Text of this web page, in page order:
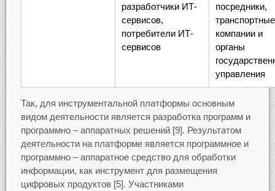
разработчики ИТ-
сервисов,
потребители ИТ-
сервисов
посредники,
транспортные
компании и
органы
управления
Так, для инструментальной платформы основным
видом деятельности является разработка программ и
программно – аппаратных решений [9]. Результатом
деятельности на платформе является программное и
программно – аппаратное средство для обработки
информации, как инструмент для размещения
цифровых продуктов [5]. Участниками